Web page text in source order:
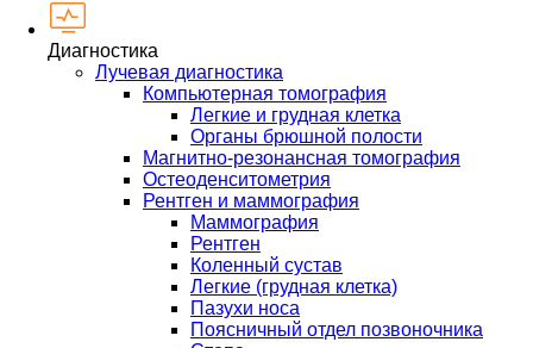
Диагностика
Лучевая диагностика
Компьютерная томография
Легкие и грудная клетка
Органы брюшной полости
Магнитно-резонансная томография
Остеоденситометрия
Рентген и маммография
Маммография
Рентген
Коленный сустав
Легкие (грудная клетка)
Пазухи носа
Поясничный отдел позвоночника